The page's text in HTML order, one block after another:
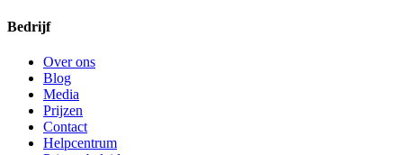
Bedrijf
Over ons
Blog
Media
Prijzen
Contact
Helpcentrum